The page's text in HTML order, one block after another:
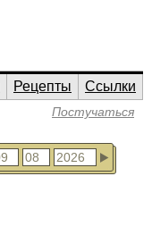
Рецепты
Ссылки
Постучаться